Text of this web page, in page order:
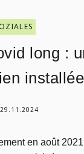
long :
installée
29.11.2024
en août